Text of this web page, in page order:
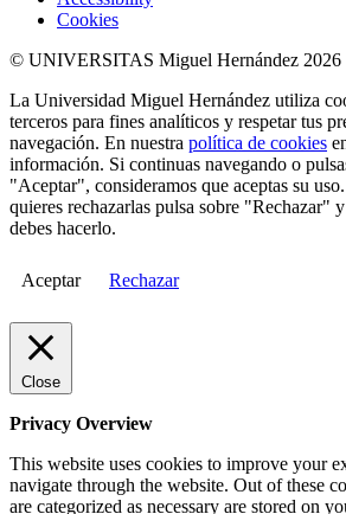
Cookies
© UNIVERSITAS Miguel Hernández 2026
La Universidad Miguel Hernández utiliza
terceros para fines analíticos y respetar tus
navegación. En nuestra política de cookies
información. Si continuas navegando o
"Aceptar", consideramos que aceptas su
quieres rechazarlas pulsa sobre "Rechazar"
debes hacerlo.
Aceptar Rechazar
Close
Privacy Overview
This website uses cookies to improve your
navigate through the website. Out of these
are categorized as necessary are stored on